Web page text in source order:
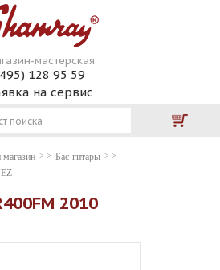
мастерская
128 95 59
на сервис
Бас-гитары
2010